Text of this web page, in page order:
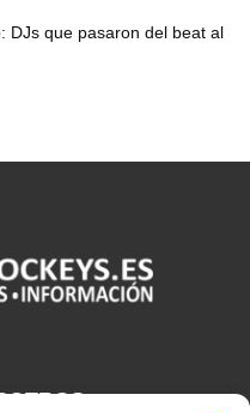
DJs que pasaron del beat al